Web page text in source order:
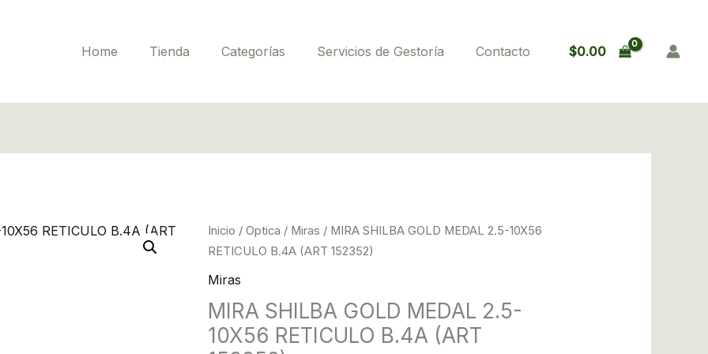
Home Tienda Categorías Servicios de Gestoría Contacto $0.00
Inicio /Optica / Miras / MIRA SHILBA GOLD MEDAL 2.5-10X56
RETICULO B.4A (ART 152352)
Miras
MIRA SHILBA GOLD MEDAL 2.5-
10X56 RETICULO B.4A (ART
MIRA
SHILBA
GOLD
2.5-
10X56
10X56
(ART